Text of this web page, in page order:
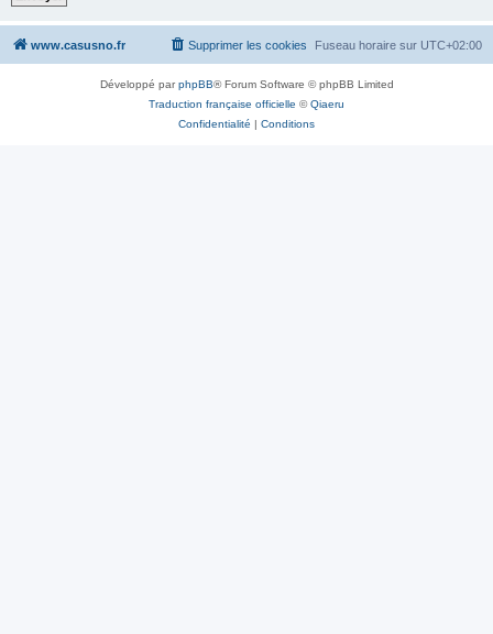
www.casusno.fr Fuseau horaire sur UTC+02:00
Supprimer les cookies
Développé parphpBB® Forum Software © phpBB Limited
Traduction française officielle ©Qiaeru
Confidentialité | Conditions